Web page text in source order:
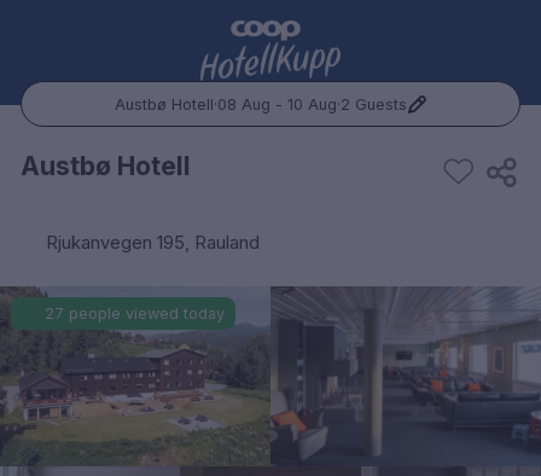
Austbø Hotell·08 Aug - 10 Aug·2 Guests
Popular Destinations:
Bergen
Trondheim
Hele Sverige
Austbø Hotell
Rjukanvegen 195, Rauland
27 people viewed today